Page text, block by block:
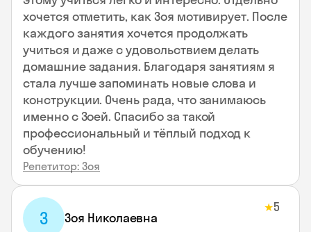
хочется отметить, как Зоя мотивирует. После
каждого занятия хочется продолжать
учиться и даже с удовольствием делать
домашние задания. Благодаря занятиям я
стала лучше запоминать новые слова и
конструкции. Очень рада, что занимаюсь
именно с Зоей. Спасибо за такой
профессиональный и тёплый подход к
обучению!
Репетитор: Зоя
З Зоя Николаевна
★5